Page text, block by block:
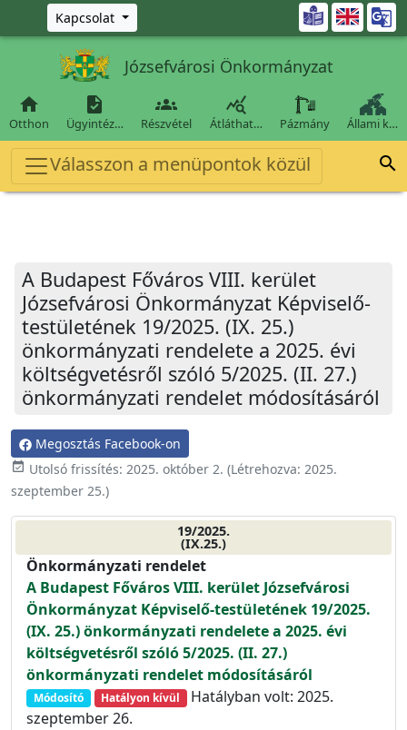
Ugrás a fő tartalomra
Kapcsolat 
Józsefvárosi Önkormányzat

Otthon

Ügyintéz…

Részvétel

Átláthat… Pázmány Állami k…
Válasszon a menüpontok közül 
A Budapest Főváros VIII. kerület
Józsefvárosi Önkormányzat Képviselő-
testületének 19/2025. (IX. 25.)
önkormányzati rendelete a 2025. évi
költségvetésről szóló 5/2025. (II. 27.)
önkormányzati rendelet módosításáról
Megosztás Facebook-on
event_available Utolsó frissítés: 2025. október 2. (Létrehozva: 2025.
szeptember 25.)
19/2025.
(IX.25.)
Önkormányzati rendelet
A Budapest Főváros VIII. kerület Józsefvárosi
Önkormányzat Képviselő-testületének 19/2025.
(IX. 25.) önkormányzati rendelete a 2025. évi
költségvetésről szóló 5/2025. (II. 27.)
önkormányzati rendelet módosításáról
Módosító Hatályon kívül
Hatályban volt: 2025.
szeptember 26.